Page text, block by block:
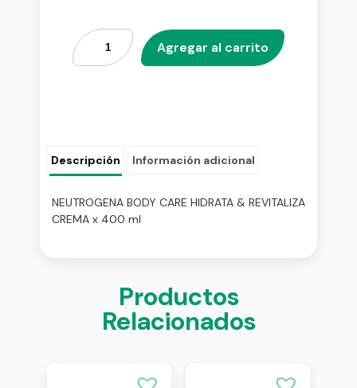
Agregar al carrito
Descripción Información adicional
NEUTROGENA BODY CARE HIDRATA & REVITALIZA
CREMA x 400 ml
Productos
Relacionados